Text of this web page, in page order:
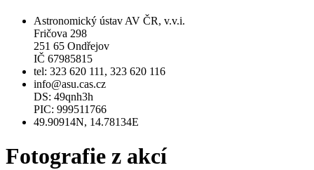
Astronomický ústav AV ČR, v.v.i.
Fričova 298
251 65 Ondřejov
IČ 67985815
tel: 323 620 111, 323 620 116
info@asu.cas.cz
DS: 49qnh3h
PIC: 999511766
49.90914N, 14.78134E
Fotografie z akcí